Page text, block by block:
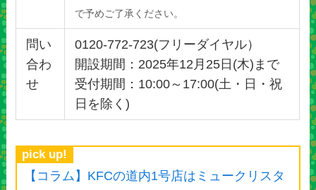
で予めご了承ください。
問い
合わ
せ
0120-772-723(フリーダイヤル）
開設期間：2025年12月25日(木)まで
受付期間：10:00～17:00(土・日・祝
日を除く)
pick up!
【コラム】KFCの道内1号店はミュークリスタ